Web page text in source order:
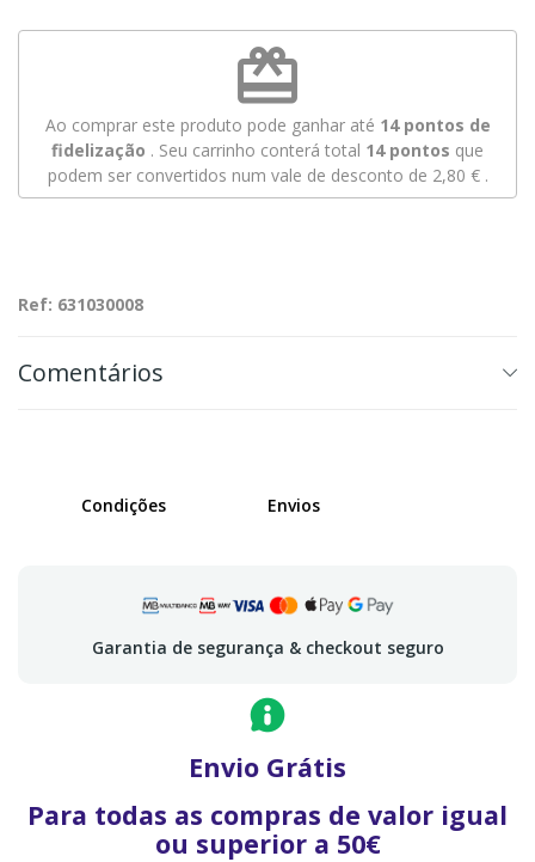
redeem
Ao comprar este produto pode ganhar até 14pontos de
fidelização . Seu carrinho conterá total 14pontos que
podem ser convertidos num vale de desconto de 2,80 €.
Ref: 631030008
Comentários
Condições Envios
Garantia de segurança & checkout seguro
Envio Grátis
Para todas as compras de valor igual
ou superior a 50€